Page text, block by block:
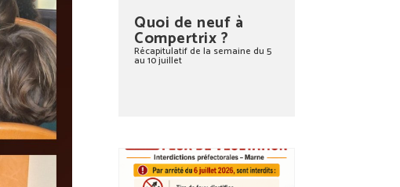
Quoi de neuf à
Compertrix ?
Récapitulatif de la semaine du 5
au 10 juillet